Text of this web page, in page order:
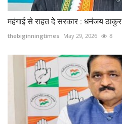
महंगाई से राहत दे सरकार : धनंजय ठाकुर
thebiginningtimes May 29, 2026 8